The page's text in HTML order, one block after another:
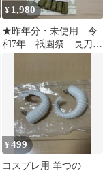
¥ 1,980
★昨年分・未使用 令
和7年 祇園祭 長刀
¥499
コスプレ用 羊つの